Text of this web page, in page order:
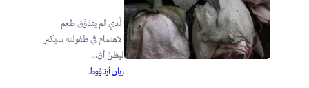
الَّذي لم يتذوَّق طعم
الاهتمام في طفولته سيكبر
ليظنَّ أنَّ...
ريان أرناؤوط